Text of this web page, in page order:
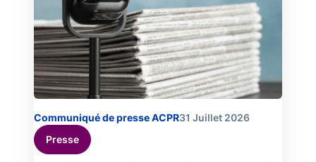
Communiqué de presse ACPR31 Juillet 2026
Presse